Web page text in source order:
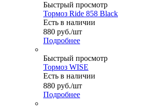
Быстрый просмотр
Тормоз Ride 858 Black
Есть в наличии
880 руб./шт
Подробнее
Быстрый просмотр
Тормоз WISE
Есть в наличии
880 руб./шт
Подробнее